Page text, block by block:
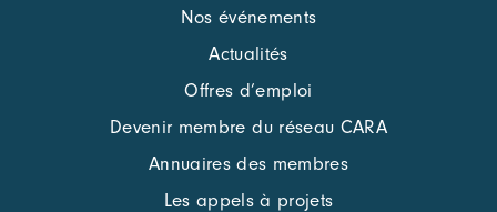
Nos événements
Actualités
Offres d’emploi
Devenir membre du réseau CARA
Annuaires des membres
Les appels à projets